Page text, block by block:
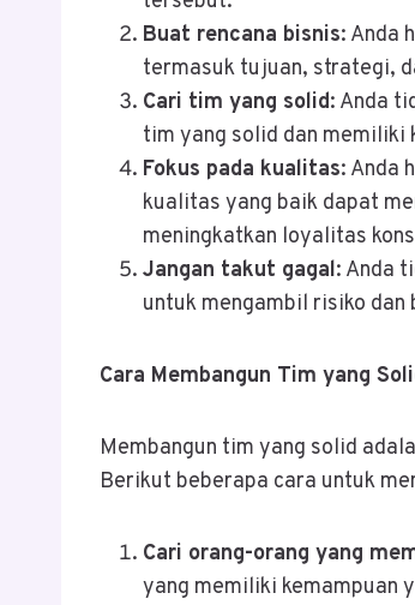
Buat rencana bisnis: Anda
termasuk tujuan, strategi,
Cari tim yang solid: Anda
tim yang solid dan memiliki
Fokus pada kualitas: Anda
kualitas yang baik dapat
meningkatkan loyalitas
Jangan takut gagal: Anda
untuk mengambil risiko dan
Cara Membangun Tim yang
Membangun tim yang solid
Berikut beberapa cara untuk
Cari orang-orang yang
yang memiliki kemampuan